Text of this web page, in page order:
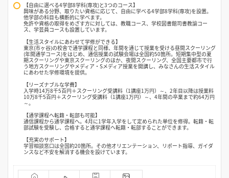
【自由に選べる4学部8学科(専攻)と3つのコース】
興味がある分野、取りたい資格に応じて、自由に学べる4学部8学科(専攻)を設置。
他学部の科目も横断的に学べます。
免許や資格の取得をめざす方に対しては、教職コース、学校図書館司書教諭コー
ス、学芸員コースも設置しています。
【生活スタイルにあわせて学修ができる】
東京(市ヶ谷)の校舎で通学課程と同様、年間を通じて授業を受ける昼間スクーリング
(年間通学コース)をはじめ、通信授業の試験会場は全国約50箇所。短期集中型の夏
期スクーリングや東京スクーリングのほか、夜間スクーリング、全国主要都市で行
う地方スクーリングやメディア・Sメディア授業を開講し、みなさんの生活スタイル
にあわせた学修環境を提供。
【リーズナブルな学費】
入学時14万8千5百円＋スクーリング受講料（1講座1万円）～、2年目以降は授業料
10万8千5百円＋スクーリング受講料（1講座1万円）～、4年間の卒業まで約64万円
～。
【通学課程へ転籍・転部も可能】
通信課程から通学課程へ。4月に1学年入学をして定められた単位を修得。転籍・転
部試験を受験し、合格すると通学課程へ転籍・転部することができます。
【充実のサポート】
学習相談窓口は全国約20箇所。その他オリエンテーション、リポート指導、ガイダ
ンスなど不安を解消する機会を設けています。